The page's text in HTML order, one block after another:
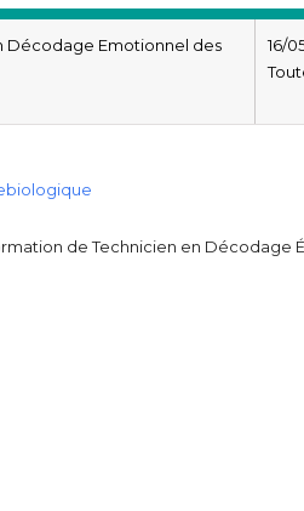
Décodage Emotionnel des
16/
de Technicien en Décodage